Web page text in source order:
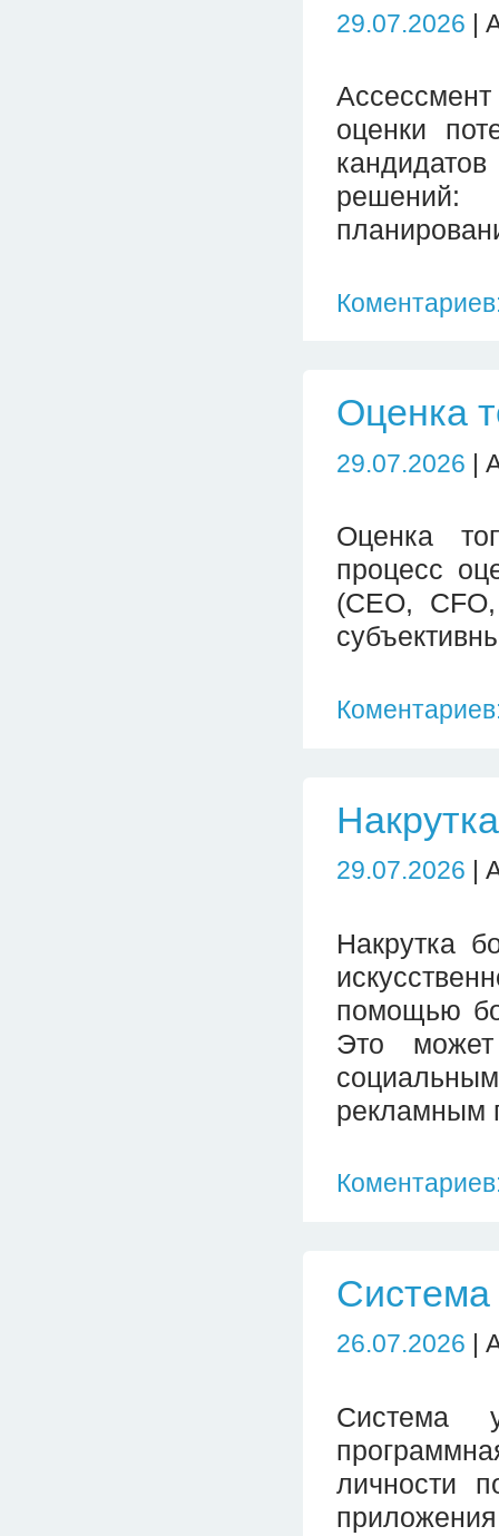
29.07.2026 |
оценки
Оценка
29.07.2026 |
Оценка
процесс
(CEO,
29.07.2026 |
Накрутка
помощью
Это
рекламным
Система
26.07.2026 |
Система
личности